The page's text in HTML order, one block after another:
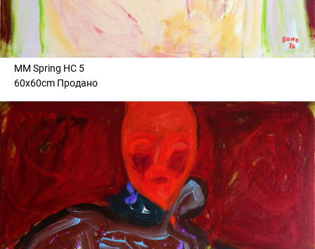
MM Spring HC 5
60x60cm Продано